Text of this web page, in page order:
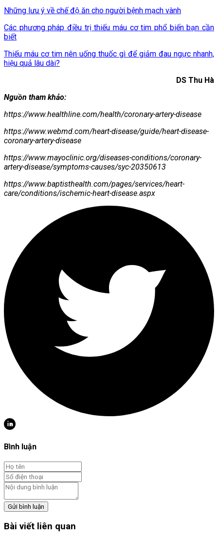
Những lưu ý về chế độ ăn cho người bệnh mạch vành
Các phương pháp điều trị thiếu máu cơ tim phổ biến bạn cần
biết
Thiếu máu cơ tim nên uống thuốc gì để giảm đau ngực nhanh,
hiệu quả lâu dài?
DS Thu Hà
Nguồn tham khảo:
https://www.healthline.com/health/coronary-artery-disease
https://www.webmd.com/heart-disease/guide/heart-disease-
coronary-artery-disease
https://www.mayoclinic.org/diseases-conditions/coronary-
artery-disease/symptoms-causes/syc-20350613
https://www.baptisthealth.com/pages/services/heart-
care/conditions/ischemic-heart-disease.aspx
Bình luận
Gửi bình luận
Bài viết liên quan